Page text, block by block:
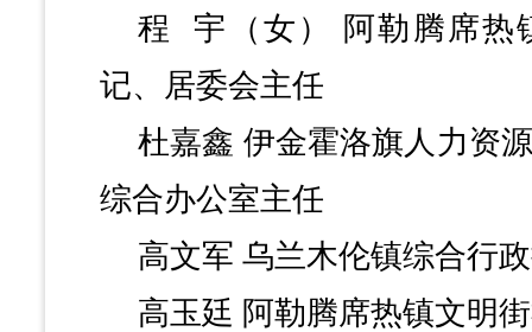
程
宇（女）
阿勒腾席热
记、居委会主任
杜嘉鑫 伊金霍洛旗人力资
综合办公室主任
高文军 乌兰木伦镇综合行
高玉廷 阿勒腾席热镇文明